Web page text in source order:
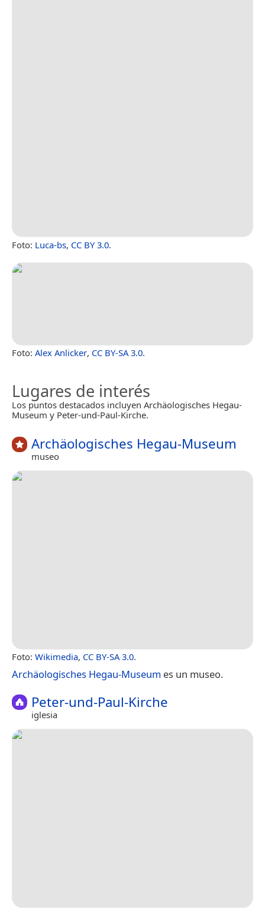
Foto: Luca-bs, CC BY 3.0.
Foto: Alex Anlicker, CC BY-SA 3.0.
Lugares de interés
Los puntos destacados incluyen Archäologisches Hegau-
Museum y Peter-und-Paul-Kirche.
Archäologisches Hegau-Museum
museo
Foto: Wikimedia, CC BY-SA 3.0.
Archäologisches Hegau-Museum es un museo.
Peter-und-Paul-Kirche
iglesia